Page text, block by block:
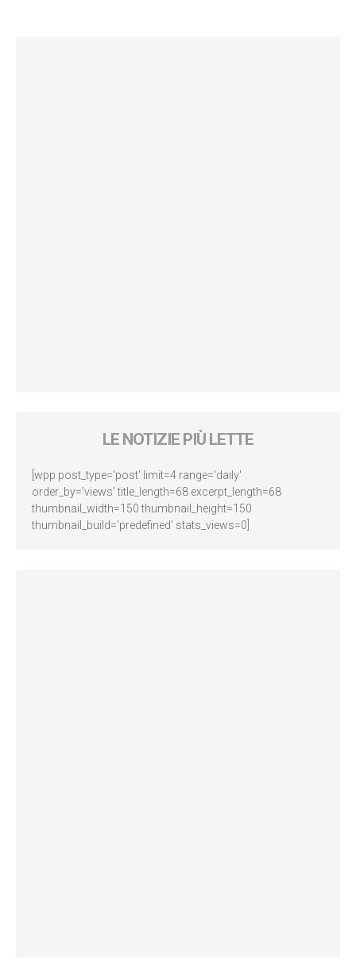
LE NOTIZIE PIÙ LETTE
[wpp post_type='post' limit=4 range='daily'
order_by='views' title_length=68 excerpt_length=68
thumbnail_width=150 thumbnail_height=150
thumbnail_build='predefined' stats_views=0]